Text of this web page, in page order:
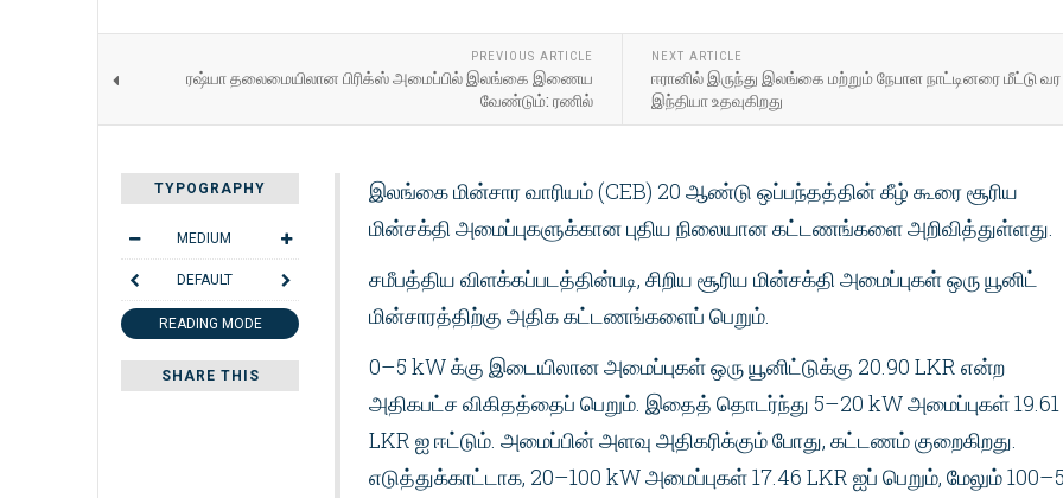
PREVIOUS ARTICLE
ரஷ்யா தலைமையிலான பிரிக்ஸ் அமைப்பில் இலங்கை இணைய
வேண்டும்: ரணில்
NEXT ARTICLE
ஈரானில் இருந்து இலங்கை மற்றும் நேபாள நாட்டினரை மீட்டு வர
இந்தியா உதவுகிறது
TYPOGRAPHY
MEDIUM
DEFAULT
READING MODE
SHARE THIS
இலங்கை மின்சார வாரியம் (CEB) 20 ஆண்டு ஒப்பந்தத்தின் கீழ் கூரை சூரிய
மின்சக்தி அமைப்புகளுக்கான புதிய நிலையான கட்டணங்களை அறிவித்துள்ளது.
சமீபத்திய விளக்கப்படத்தின்படி, சிறிய சூரிய மின்சக்தி அமைப்புகள் ஒரு யூனிட்
மின்சாரத்திற்கு அதிக கட்டணங்களைப் பெறும்.
0–5 kW க்கு இடையிலான அமைப்புகள் ஒரு யூனிட்டுக்கு 20.90 LKR என்ற
அதிகபட்ச விகிதத்தைப் பெறும். இதைத் தொடர்ந்து 5–20 kW அமைப்புகள் 19.61
LKR ஐ ஈட்டும். அமைப்பின் அளவு அதிகரிக்கும் போது, ​​கட்டணம் குறைகிறது.
எடுத்துக்காட்டாக, 20–100 kW அமைப்புகள் 17.46 LKR ஐப் பெறும், மேலும்